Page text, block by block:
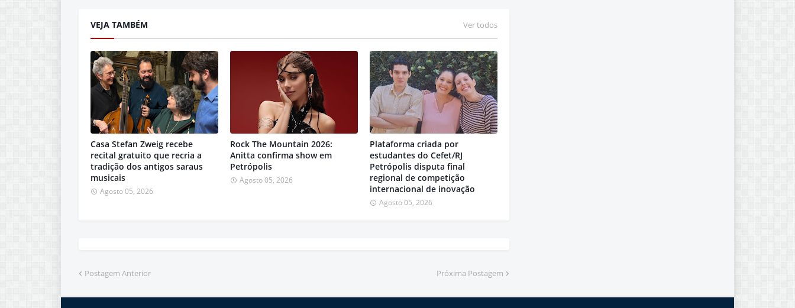
VEJA TAMBÉM Ver todos
Casa Stefan Zweig recebe
recital gratuito que recria a
tradição dos antigos saraus
musicais
Agosto 05, 2026
Rock The Mountain 2026:
Anitta confirma show em
Petrópolis
Agosto 05, 2026
Plataforma criada por
estudantes do Cefet/RJ
Petrópolis disputa final
regional de competição
internacional de inovação
Agosto 05, 2026
Postagem Anterior Próxima Postagem